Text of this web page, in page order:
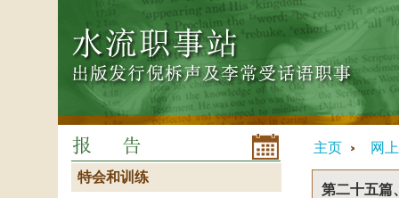
主页 网
第二十五篇
特会和训练